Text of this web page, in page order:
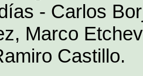
- Carlos
Marco
Castillo.